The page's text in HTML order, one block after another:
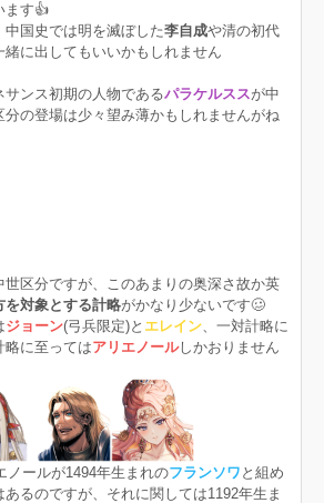
ます👍
国史では明を滅ぼした李自成や清の初代
緒に出してもいいかもしれません
サンス初期の人物であるパラケルススが中
の登場は少々望み薄かもしれませんがね
世区分ですが、このあまりの奥深さ故か英
を対象とする計略がかなり少ないです🥴
ジョーン(弓兵限定)と エレイン、一対計略に
略に至ってはアリエノールしかおりません
ノールが1494年生まれのフランソワ と組め
るのですが、それに関しては1192年生ま